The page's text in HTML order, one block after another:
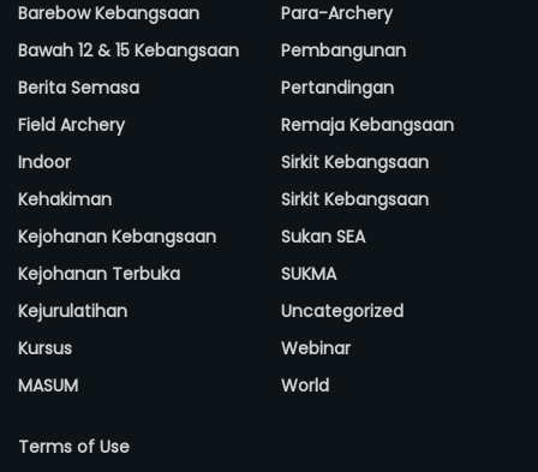
Barebow Kebangsaan
Bawah 12 & 15 Kebangsaan
Berita Semasa
Field Archery
Indoor
Kehakiman
Kejohanan Kebangsaan
Kejohanan Terbuka
Kejurulatihan
Kursus
MASUM
Para-Archery
Pembangunan
Pertandingan
Remaja Kebangsaan
Sirkit Kebangsaan
Sirkit Kebangsaan
Sukan SEA
SUKMA
Uncategorized
Webinar
World
Terms of Use